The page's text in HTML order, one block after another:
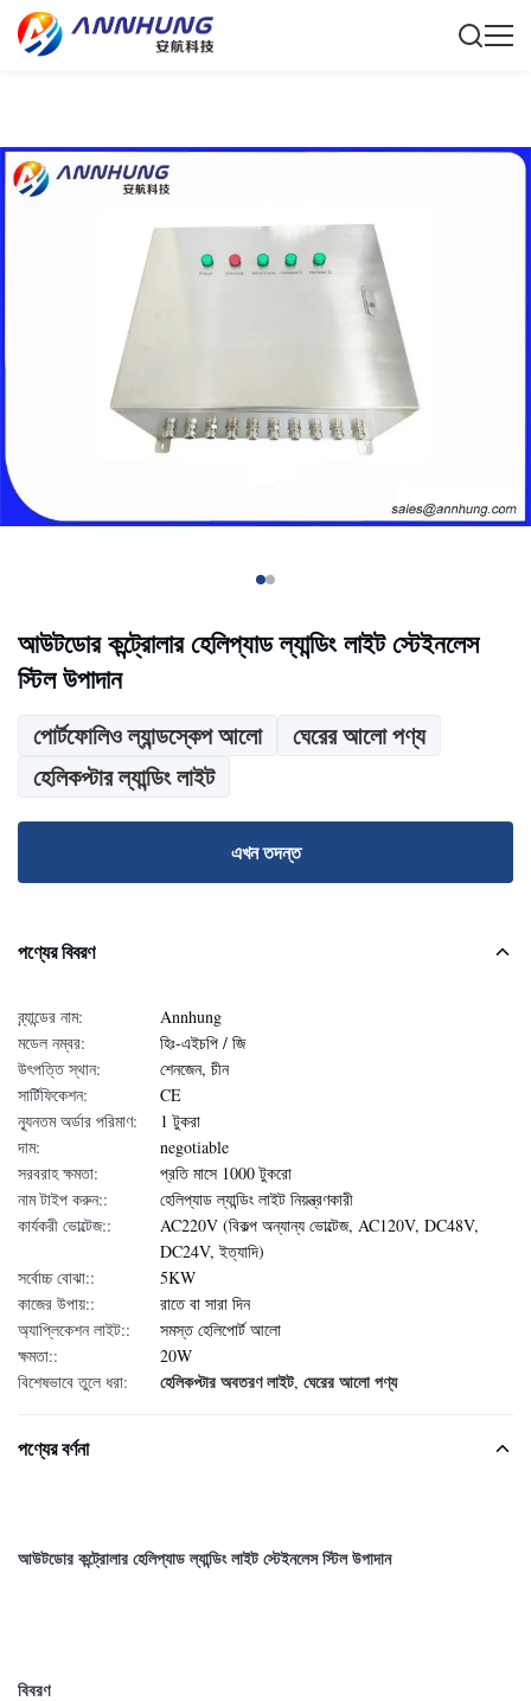
আউটডোর কন্ট্রোলার হেলিপ্যাড ল্যান্ডিং লাইট স্টেইনলেস
স্টিল উপাদান
পোর্টফোলিও ল্যান্ডস্কেপ আলো
ঘেরের আলো পণ্য
হেলিকপ্টার ল্যান্ডিং লাইট
এখন তদন্ত
পণ্যের বিবরণ
ব্র্যান্ডের নাম:
Annhung
মডেল নম্বর:
হিঃ-এইচপি / জি
উৎপত্তি স্থান:
শেনজেন, চীন
সার্টিফিকেশন:
CE
ন্যূনতম অর্ডার পরিমাণ:
1 টুকরা
দাম:
negotiable
সরবরাহ ক্ষমতা:
প্রতি মাসে 1000 টুকরো
নাম টাইপ করুন::
হেলিপ্যাড ল্যান্ডিং লাইট নিয়ন্ত্রণকারী
কার্যকরী ভোল্টেজ::
AC220V (বিকল্প অন্যান্য ভোল্টেজ, AC120V, DC48V,
DC24V, ইত্যাদি)
সর্বোচ্চ বোঝা::
5KW
কাজের উপায়::
রাতে বা সারা দিন
অ্যাপ্লিকেশন লাইট::
সমস্ত হেলিপোর্ট আলো
ক্ষমতা::
20W
বিশেষভাবে তুলে ধরা:
হেলিকপ্টার অবতরণ লাইট, ঘেরের আলো পণ্য
পণ্যের বর্ণনা
আউটডোর কন্ট্রোলার হেলিপ্যাড ল্যান্ডিং লাইট স্টেইনলেস স্টিল উপাদান
বিবরণ